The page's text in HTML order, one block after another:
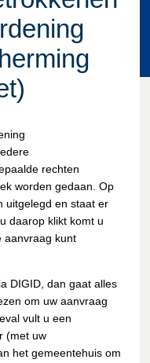
rechten
worden gedaan. Op
uitgelegd en staat er
daarop klikt komt u
aanvraag kunt
DIGID, dan gaat alles
om uw aanvraag
vult u een
(met uw
het gemeentehuis om